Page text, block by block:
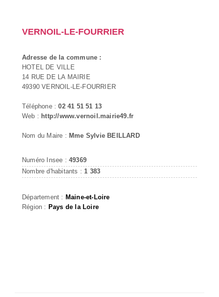
VERNOIL-LE-FOURRIER
Adresse de la commune :
HOTEL DE VILLE
14 RUE DE LA MAIRIE
49390 VERNOIL-LE-FOURRIER
Téléphone :02 41 51 51 13
Web : http://www.vernoil.mairie49.fr
Nom du Maire : Mme Sylvie BEILLARD
Numéro Insee : 49369
Nombre d'habitants : 1 383
Département : Maine-et-Loire
Région : Pays de la Loire